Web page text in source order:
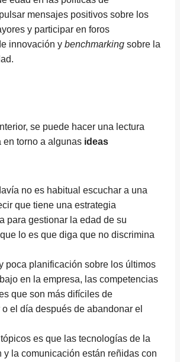
mensajes positivos sobre los
y participar en foros
innovación y benchmarking sobre la
se puede hacer una lectura
en torno a algunas ideas
no es habitual escuchar a una
que tiene una estrategia
para gestionar la edad de su
lo es que diga que no discrimina
poca planificación sobre los últimos
en la empresa, las competencias
que son más difíciles de
el día después de abandonar el
es que las tecnologías de la
y la comunicación están reñidas con